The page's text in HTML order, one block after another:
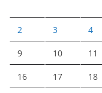
2 3 4
9 10 11
16 17 18